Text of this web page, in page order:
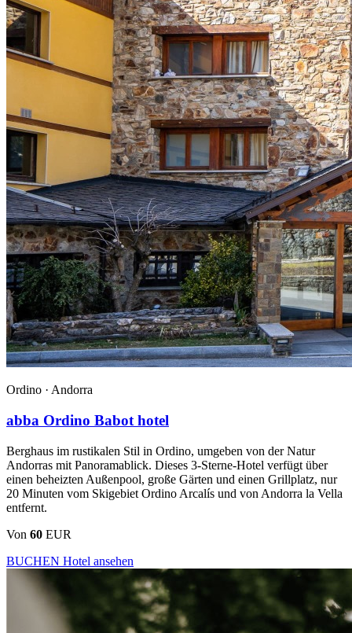
Ordino · Andorra
abba Ordino Babot hotel
Berghaus im rustikalen Stil in Ordino, umgeben von der Natur
Andorras mit Panoramablick. Dieses 3-Sterne-Hotel verfügt über
einen beheizten Außenpool, große Gärten und einen Grillplatz, nur
20 Minuten vom Skigebiet Ordino Arcalís und von Andorra la Vella
entfernt.
Von 60 EUR
BUCHEN Hotel ansehen